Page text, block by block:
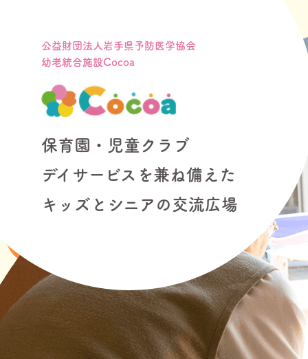
公益財団法人岩手県予防医学協会
幼老統合施設Cocoa
保育園・児童クラブ
デイサービスを兼ね備えた
キッズとシニアの交流広場